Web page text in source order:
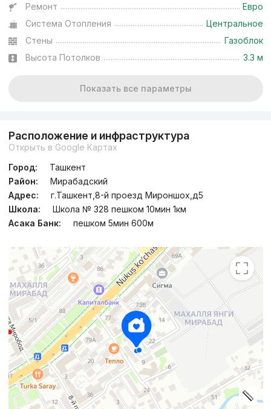
Ремонт
Евро
Система Отопления
Центральное
Стены
Газоблок
Высота Потолков
3.3 м
Показать все параметры
Расположение и инфраструктура
Открыть в Google Картах
Город:
Ташкент
Район:
Мирабадский
Адрес:
г.Ташкент,8-й проезд Мироншох,д5
Школа:
Школа № 328 пешком 10мин 1км
Асака Банк:
пешком 5мин 600м